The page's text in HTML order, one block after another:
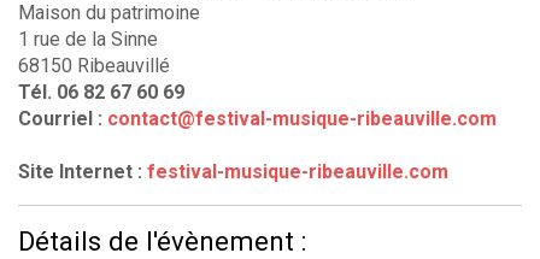
Maison du patrimoine
1 rue de la Sinne
68150 Ribeauvillé
Tél. 06 82 67 60 69
Courriel : contact@festival-musique-ribeauville.com
Site Internet : festival-musique-ribeauville.com
Détails de l'évènement :